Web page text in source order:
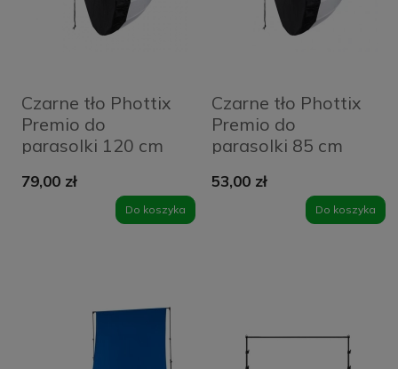
Czarne tło Phottix
Premio do
parasolki 120 cm
79,00 zł
Do koszyka
Czarne tło Phottix
Premio do
parasolki 85 cm
53,00 zł
Do koszyka